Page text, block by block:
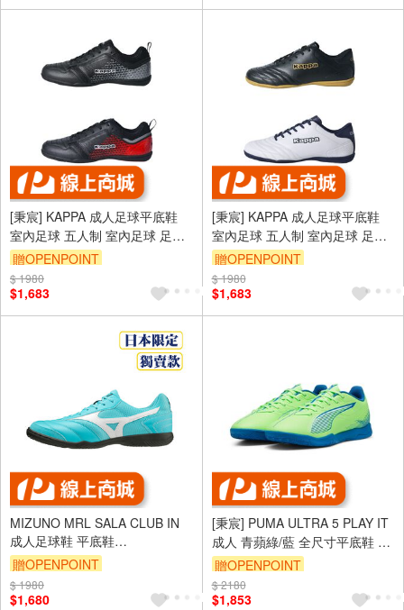
[秉宸] KAPPA 成人足球平底鞋
室內足球 五人制 室內足球 足球
鞋 KQ4FA971 25SS
贈OPENPOINT
$ 1980
$1,683
[秉宸] KAPPA 成人足球平底鞋
室內足球 五人制 室內足球 足球
鞋 KQ4FA973 25SS
贈OPENPOINT
$ 1980
$1,683
MIZUNO MRL SALA CLUB IN
成人足球鞋 平底鞋
Q1GA230370 23SSO 【樂買
網】
贈OPENPOINT
$ 1980
$1,680
[秉宸] PUMA ULTRA 5 PLAY IT
成人 青蘋綠/藍 全尺寸平底鞋 室
內足球 10790703
贈OPENPOINT
$ 2180
$1,853